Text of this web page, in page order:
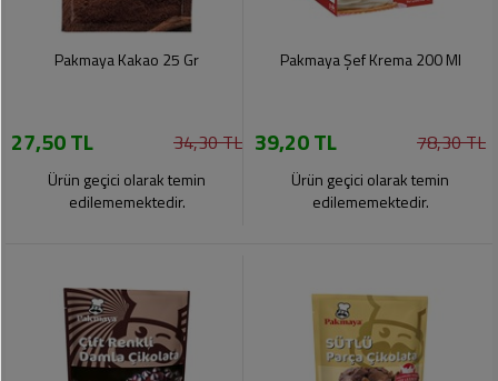
Pakmaya Kakao 25 Gr
27,50 TL 34,30 TL
Ürün geçici olarak temin
edilememektedir.
Pakmaya Şef Krema 200 Ml
39,20 TL 78,30 TL
Ürün geçici olarak temin
edilememektedir.